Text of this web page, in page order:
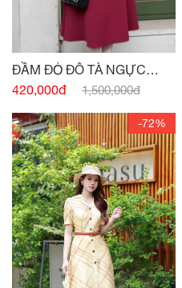
ĐẦM ĐỎ ĐÔ TÀ NGỰC
ĐÍNH CHARM
420,000đ 1,500,000đ
-72%